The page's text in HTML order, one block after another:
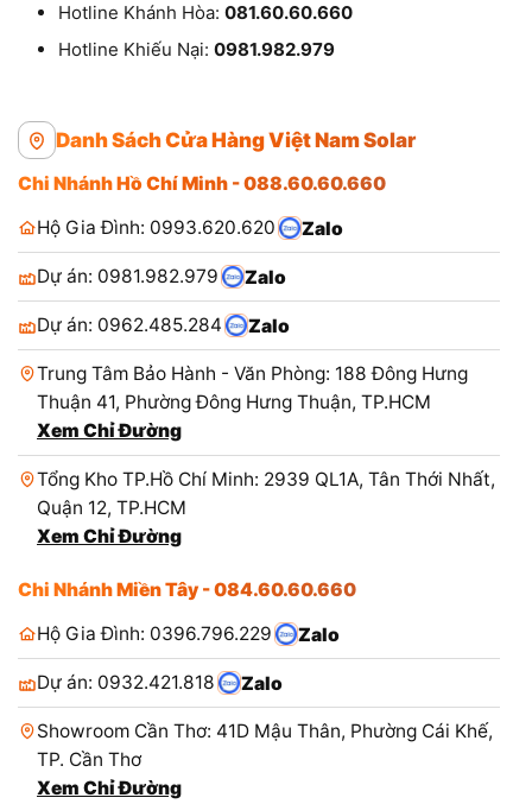
Hotline Khánh Hòa: 081.60.60.660
Hotline Khiếu Nại: 0981.982.979
Danh Sách Cửa Hàng Việt Nam Solar
Chi Nhánh Hồ Chí Minh - 088.60.60.660
Hộ Gia Đình: 0993.620.620
Zalo
Dự án: 0981.982.979 Zalo
Dự án: 0962.485.284 Zalo
Trung Tâm Bảo Hành - Văn Phòng: 188 Đông Hưng
Thuận 41, Phường Đông Hưng Thuận, TP.HCM
Xem Chỉ Đường
Tổng Kho TP.Hồ Chí Minh: 2939 QL1A, Tân Thới Nhất,
Quận 12, TP.HCM
Xem Chỉ Đường
Chi Nhánh Miền Tây - 084.60.60.660
Hộ Gia Đình: 0396.796.229
Zalo
Dự án: 0932.421.818 Zalo
Showroom Cần Thơ: 41D Mậu Thân, Phường Cái Khế,
TP. Cần Thơ
Xem Chỉ Đường